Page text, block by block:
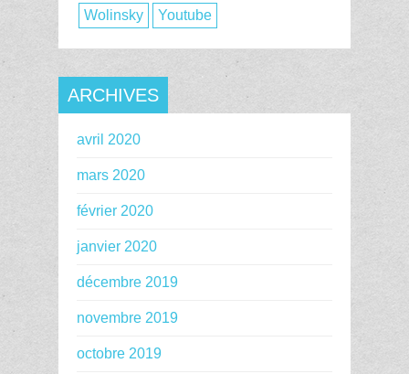
Wolinsky
Youtube
ARCHIVES
avril 2020
mars 2020
février 2020
janvier 2020
décembre 2019
novembre 2019
octobre 2019